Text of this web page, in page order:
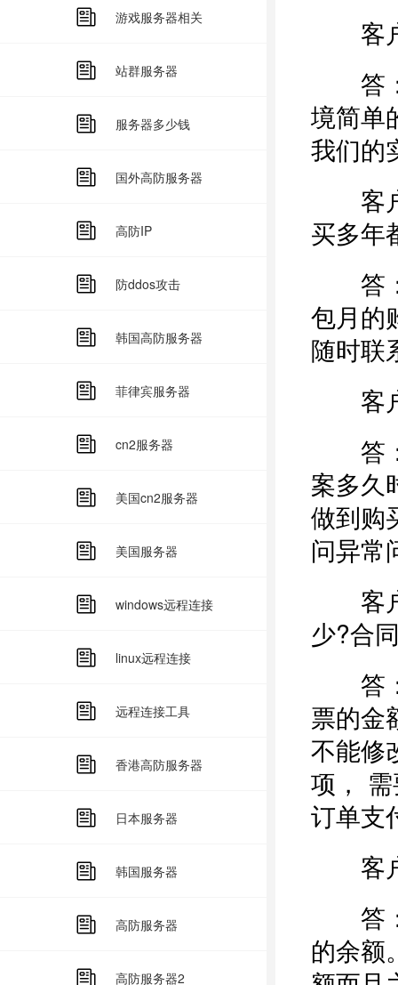
游戏服务器相关
站群服务器
服务器多少钱
国外高防服务器
高防IP
防ddos攻击
韩国高防服务器
菲律宾服务器
cn2服务器
美国cn2服务器
美国服务器
windows远程连接
linux远程连接
远程连接工具
香港高防服务器
日本服务器
韩国服务器
高防服务器
高防服务器2
客户
答：
境简单
我们的
客户
买多年
答：
包月的
随时联
客户
答：
案多久
做到购
问异常
客户
少?合
答：
票的金
不能修
项，
订单支
客户
答：
的余额